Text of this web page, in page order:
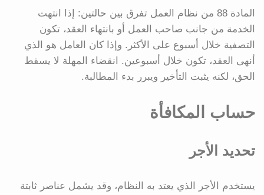
المادة 88 من نظام العمل تفرق بين حالتين: إذا انتهت
الخدمة من جانب صاحب العمل أو بانتهاء العقد، تكون
التصفية خلال أسبوع على الأكثر. وإذا كان العامل هو الذي
أنهى العقد، تكون خلال أسبوعين. انقضاء المهلة لا يسقط
الحق، لكنه يثبت التأخير ويبرر بدء المطالبة.
حساب المكافأة
تحديد الأجر
يستخدم الأجر الذي يعتد به النظام، وقد يشمل عناصر ثابتة